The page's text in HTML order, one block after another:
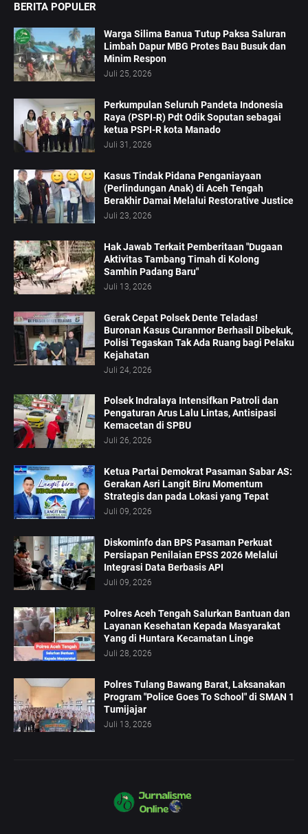
BERITA POPULER
Warga Silima Banua Tutup Paksa Saluran
Limbah Dapur MBG Protes Bau Busuk dan
Minim Respon
Juli 25, 2026
Perkumpulan Seluruh Pandeta Indonesia
Raya (PSPI-R) Pdt Odik Soputan sebagai
ketua PSPI-R kota Manado
Juli 31, 2026
Kasus Tindak Pidana Penganiayaan
(Perlindungan Anak) di Aceh Tengah
Berakhir Damai Melalui Restorative Justice
Juli 23, 2026
Hak Jawab Terkait Pemberitaan "Dugaan
Aktivitas Tambang Timah di Kolong
Samhin Padang Baru"
Juli 13, 2026
Gerak Cepat Polsek Dente Teladas!
Buronan Kasus Curanmor Berhasil Dibekuk,
Polisi Tegaskan Tak Ada Ruang bagi Pelaku
Kejahatan
Juli 24, 2026
Polsek Indralaya Intensifkan Patroli dan
Pengaturan Arus Lalu Lintas, Antisipasi
Kemacetan di SPBU
Juli 26, 2026
Ketua Partai Demokrat Pasaman Sabar AS:
Gerakan Asri Langit Biru Momentum
Strategis dan pada Lokasi yang Tepat
Juli 09, 2026
Diskominfo dan BPS Pasaman Perkuat
Persiapan Penilaian EPSS 2026 Melalui
Integrasi Data Berbasis API
Juli 09, 2026
Polres Aceh Tengah Salurkan Bantuan dan
Layanan Kesehatan Kepada Masyarakat
Yang di Huntara Kecamatan Linge
Juli 28, 2026
Polres Tulang Bawang Barat, Laksanakan
Program "Police Goes To School" di SMAN 1
Tumijajar
Juli 13, 2026